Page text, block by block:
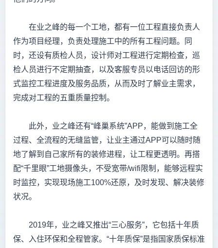
在业之峰的每一个工地，都有一位工程直接负责人
作为项目经理，负责处理施工中的所有工程问题。同
时，还设有质检人员，设计师对工程进行定期检查，巡
检人员进行不定期抽查，以及客服专员以电话回访的形
式监控工程进度及服务品质，从而及时了解业主需求，
完成对工程的五重质量控制。
此外，业之峰还有“峰巢系统”APP，能做到施工全
过程、全流程的无缝监管，让业主通过APP可以随时随
地了解到自己家所有的装修进程，让工程更透明。再搭
配“千里眼”工地摄像头，不受宽带/wifi限制，能够远程实
时监控，实现现场施工100%还原，及时发现、解决装修
状况。
2019年，业之峰又推出“三心服务”，它包括十年质
保、入住环保和全程管家。“十年质保”是指国家质保标准